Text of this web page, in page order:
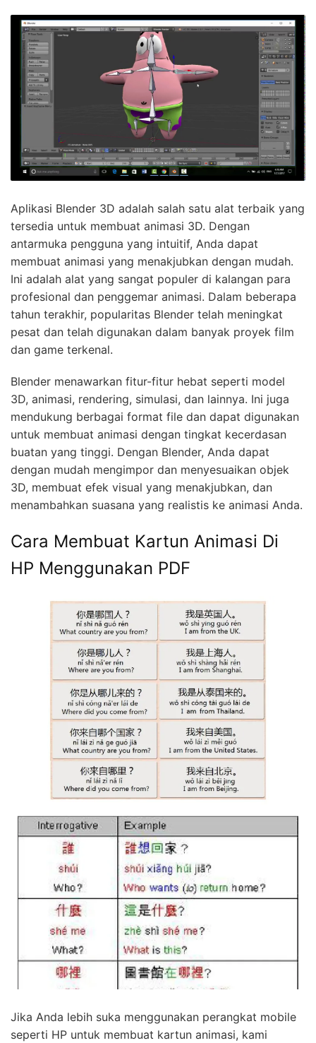
Aplikasi Blender 3D adalah salah satu alat terbaik yang
tersedia untuk membuat animasi 3D. Dengan
antarmuka pengguna yang intuitif, Anda dapat
membuat animasi yang menakjubkan dengan mudah.
Ini adalah alat yang sangat populer di kalangan para
profesional dan penggemar animasi. Dalam beberapa
tahun terakhir, popularitas Blender telah meningkat
pesat dan telah digunakan dalam banyak proyek film
dan game terkenal.
Blender menawarkan fitur-fitur hebat seperti model
3D, animasi, rendering, simulasi, dan lainnya. Ini juga
mendukung berbagai format file dan dapat digunakan
untuk membuat animasi dengan tingkat kecerdasan
buatan yang tinggi. Dengan Blender, Anda dapat
dengan mudah mengimpor dan menyesuaikan objek
3D, membuat efek visual yang menakjubkan, dan
menambahkan suasana yang realistis ke animasi Anda.
Cara Membuat Kartun Animasi Di
HP Menggunakan PDF
Jika Anda lebih suka menggunakan perangkat mobile
seperti HP untuk membuat kartun animasi, kami